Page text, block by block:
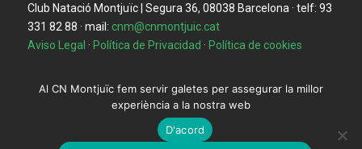
Club Natació Montjuïc | Segura 36, 08038 Barcelona · telf: 93
331 82 88 · mail: cnm@cnmontjuic.cat
Aviso Legal · Política de Privacidad · Política de cookies
Al CN Montjuïc fem servir galetes per assegurar la millor
experiència a la nostra web
D'acord